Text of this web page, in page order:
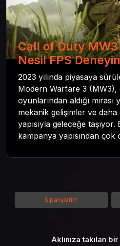
Call of Duty
Nesil FPS
2023 yılında piyasaya
Modern Warfare 3 (MW3),
oyunlarından aldığı
mekanik gelişimler ve
yapısıyla geleceğe
kampanya yapısından
kadar her şeyi kapsamaya
içeriği boyunca Call of
detaylarına inilecek ve
kullanımının
Siparişlerim
Aklınıza takılan